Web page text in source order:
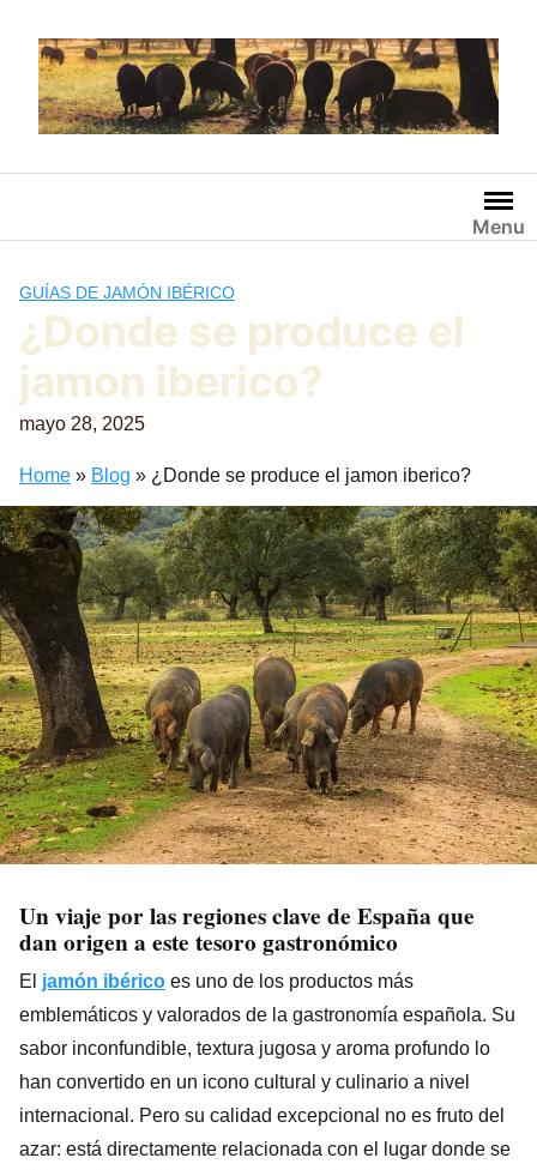
contenido
Menu
GUÍAS DE JAMÓN IBÉRICO
¿Donde se produce el
jamon iberico?
mayo 28, 2025
Home » Blog » ¿Donde se produce el jamon iberico?
Un viaje por las regiones clave de España que
dan origen a este tesoro gastronómico
El jamón ibérico es uno de los productos más
emblemáticos y valorados de la gastronomía española. Su
sabor inconfundible, textura jugosa y aroma profundo lo
han convertido en un icono cultural y culinario a nivel
internacional. Pero su calidad excepcional no es fruto del
azar: está directamente relacionada con el lugar donde se